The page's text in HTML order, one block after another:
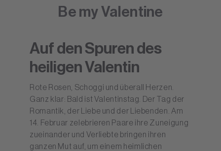
Be my Valentine
Auf den Spuren des
heiligen Valentin
Rote Rosen, Schoggi und überall Herzen.
Ganz klar: Bald ist Valentinstag. Der Tag der
Romantik, der Liebe und der Liebenden. Am
14. Februar zelebrieren Paare ihre Zuneigung
zueinander und Verliebte bringen ihren
ganzen Mut auf, um einem heimlichen